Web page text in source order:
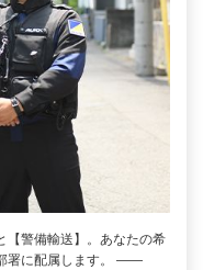
【警備輸送】。あなたの希
署に配属します。 ――